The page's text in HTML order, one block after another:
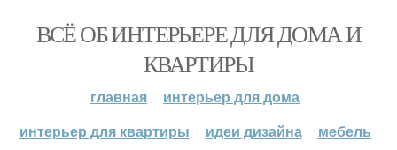
ВСЁ ОБ ИНТЕРЬЕРЕ ДЛЯ ДОМА И
КВАРТИРЫ
главная
интерьер для дома
интерьер для квартиры
идеи дизайна мебель